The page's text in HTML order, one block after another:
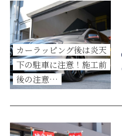
カーラッピング後は炎天
下の駐車に注意！施工前
後の注意…